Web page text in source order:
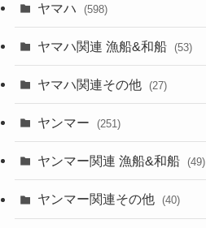
ヤマハ (598)
ヤマハ関連 漁船&和船 (53)
ヤマハ関連その他 (27)
ヤンマー (251)
ヤンマー関連 漁船&和船 (49)
ヤンマー関連その他 (40)